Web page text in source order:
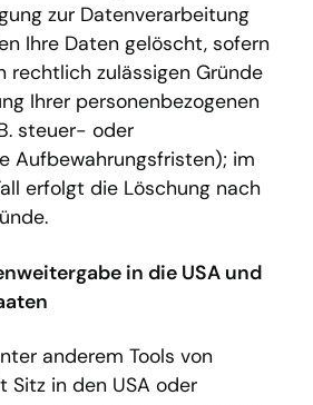
zur Datenverarbeitung
Ihre Daten gelöscht, sofern
rechtlich zulässigen Gründe
Ihrer personenbezogenen
steuer- oder
Aufbewahrungsfristen); im
erfolgt die Löschung nach
in die USA und
anderem Tools von
Sitz in den USA oder